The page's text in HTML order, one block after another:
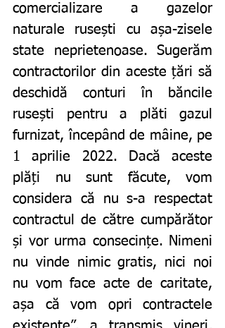
comercializare a gazelor
naturale rusești cu așa-zisele
state neprietenoase. Sugerăm
contractorilor din aceste țări să
deschidă conturi în băncile
rusești pentru a plăti gazul
furnizat, începând de mâine, pe
1 aprilie 2022. Dacă aceste
plăți nu sunt făcute, vom
considera că nu s-a respectat
contractul de către cumpărător
și vor urma consecințe. Nimeni
nu vinde nimic gratis, nici noi
nu vom face acte de caritate,
așa că vom opri contractele